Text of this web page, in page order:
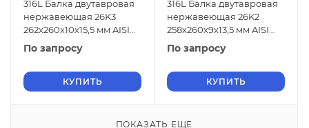
316L Балка двутавровая
нержавеющая 26K3
262х260х10х15,5 мм AISI
316L ГОСТ 26020-83
По запросу
КУПИТЬ
316L Балка двутавровая
нержавеющая 26K2
258х260х9х13,5 мм AISI
316L ГОСТ 26020-83
По запросу
КУПИТЬ
ПОКАЗАТЬ ЕЩЕ